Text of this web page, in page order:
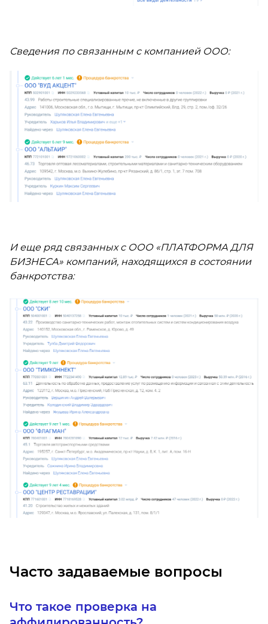
Сведения по связанным с компанией ООО:
И еще ряд связанных с ООО «ПЛАТФОРМА ДЛЯ
БИЗНЕСА» компаний, находящихся в состоянии
банкротства:
Часто задаваемые вопросы
Что такое проверка на